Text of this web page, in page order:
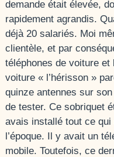
demande était élevée,
rapidement agrandis.
déjà 20 salariés. Moi
clientèle, et par
téléphones de voiture
voiture « l’hérisson »
quinze antennes sur
de tester. Ce sobriquet
avais installé tout ce
l’époque. Il y avait un
mobile. Toutefois, ce